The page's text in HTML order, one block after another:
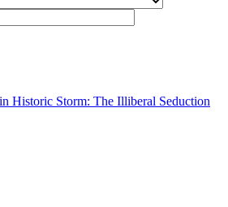
Historic Storm: The Illiberal Seduction